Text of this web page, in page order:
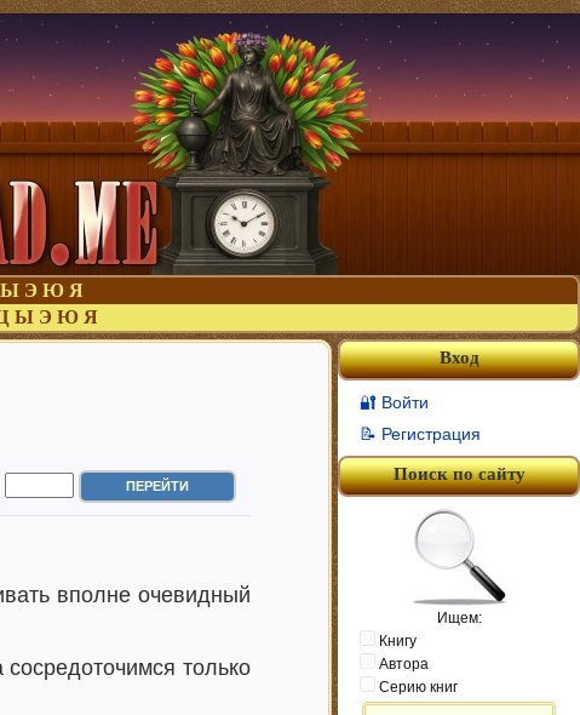
Ы Э Ю Я
Ы Э Ю Я
вполне очевидный
только
Вход
🔐 Войти
📝 Регистрация
Поиск по сайту
Ищем:
Книгу
Автора
Серию книг